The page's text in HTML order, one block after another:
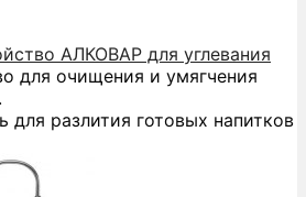
АЛКОВАР для углевания
для очищения и умягчения
для разлития готовых напитков